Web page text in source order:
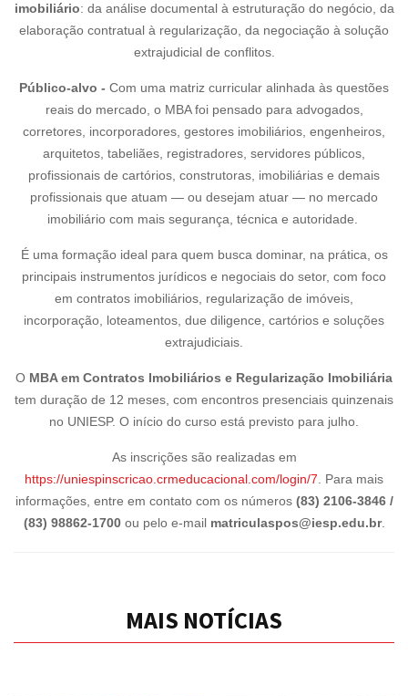
imobiliário: da análise documental à estruturação do negócio, da
elaboração contratual à regularização, da negociação à solução
extrajudicial de conflitos.
Público-alvo - Com uma matriz curricular alinhada às questões
reais do mercado, o MBA foi pensado para advogados,
corretores, incorporadores, gestores imobiliários, engenheiros,
arquitetos, tabeliães, registradores, servidores públicos,
profissionais de cartórios, construtoras, imobiliárias e demais
profissionais que atuam — ou desejam atuar — no mercado
imobiliário com mais segurança, técnica e autoridade.
É uma formação ideal para quem busca dominar, na prática, os
principais instrumentos jurídicos e negociais do setor, com foco
em contratos imobiliários, regularização de imóveis,
incorporação, loteamentos, due diligence, cartórios e soluções
extrajudiciais.
O MBA em Contratos Imobiliários e Regularização Imobiliária
tem duração de 12 meses, com encontros presenciais quinzenais
no UNIESP. O início do curso está previsto para julho.
As inscrições são realizadas em
https://uniespinscricao.crmeducacional.com/login/7 . Para mais
informações, entre em contato com os números (83) 2106-3846 /
(83) 98862-1700ou pelo e-mail matriculaspos@iesp.edu.br.
MAIS NOTÍCIAS